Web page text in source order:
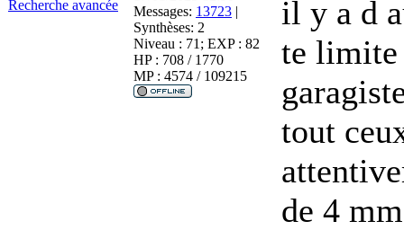
Recherche avancée
Messages: 13723 |
Synthèses: 2
Niveau : 71; EXP : 82
HP : 708 / 1770
MP : 4574 / 109215
il y a d
te limite
tout
de 4